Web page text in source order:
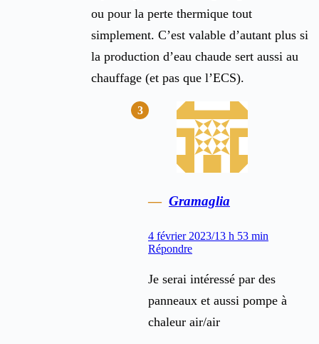
ou pour la perte thermique tout
simplement. C’est valable d’autant plus si
la production d’eau chaude sert aussi au
chauffage (et pas que l’ECS).
Gramaglia
4 février 2023/13 h 53 min
Répondre
Je serai intéressé par des
panneaux et aussi pompe à
chaleur air/air